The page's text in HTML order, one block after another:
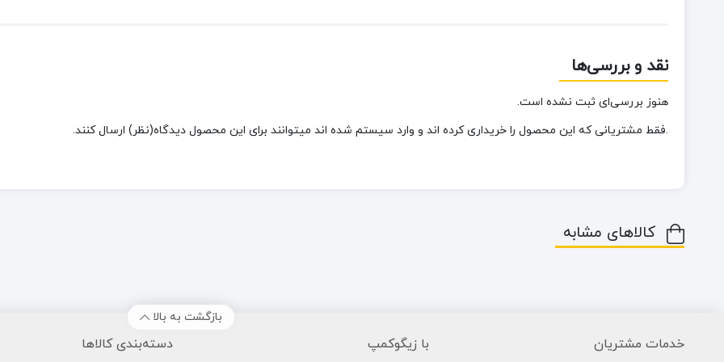
نقد و بررسی‌ها
هنوز بررسی‌ای ثبت نشده است.
.فقط مشتریانی که این محصول را خریداری کرده اند و وارد سیستم شده اند میتوانند برای این محصول دیدگاه(نظر) ارسال کنند.
کالاهای مشابه
بازگشت به بالا
خدمات مشتریان با زیگوکمپ دسته‌بندی کالاها